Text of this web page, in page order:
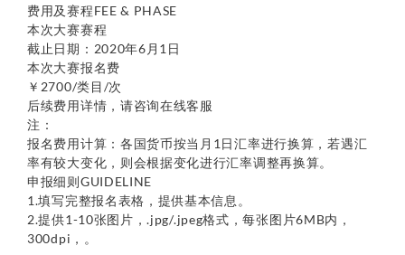
费用及赛程FEE & PHASE
本次大赛赛程
截止日期：2020年6月1日
本次大赛报名费
￥2700/类目/次
后续费用详情，请咨询在线客服
注：
报名费用计算：各国货币按当月1日汇率进行换算，若遇汇
率有较大变化，则会根据变化进行汇率调整再换算。
申报细则GUIDELINE
1.填写完整报名表格，提供基本信息。
2.提供1-10张图片，.jpg/.jpeg格式，每张图片6MB内，
300dpi，。